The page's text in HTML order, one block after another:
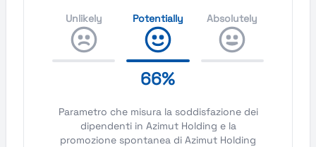
Unlikely Potentially
66%
Absolutely
Parametro che misura la soddisfazione dei
dipendenti in Azimut Holding e la
promozione spontanea di Azimut Holding